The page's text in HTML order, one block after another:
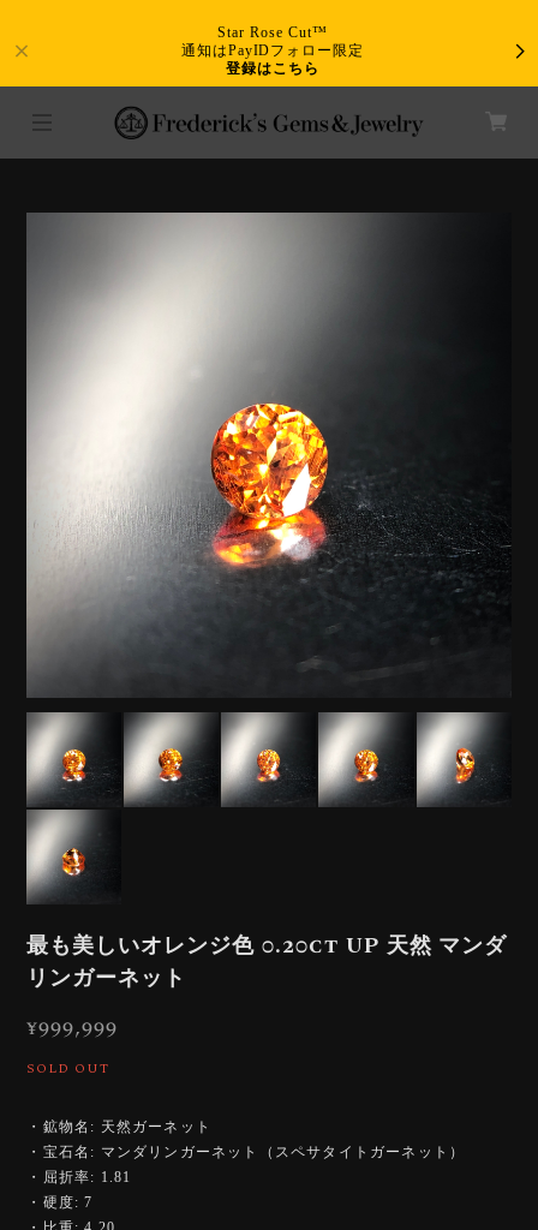
Star Rose Cut™
通知はPayIDフォロー限定
登録はこちら
最も美しいオレンジ色 0.20ct UP 天然 マンダ
リンガーネット
¥999,999
SOLD OUT
・鉱物名: 天然ガーネット
・宝石名: マンダリンガーネット（スペサタイトガーネット）
・屈折率: 1.81
・硬度: 7